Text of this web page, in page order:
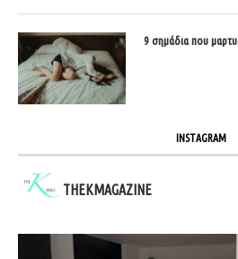
9 σημάδια που
INSTAGRAM
THEKMAGAZINE